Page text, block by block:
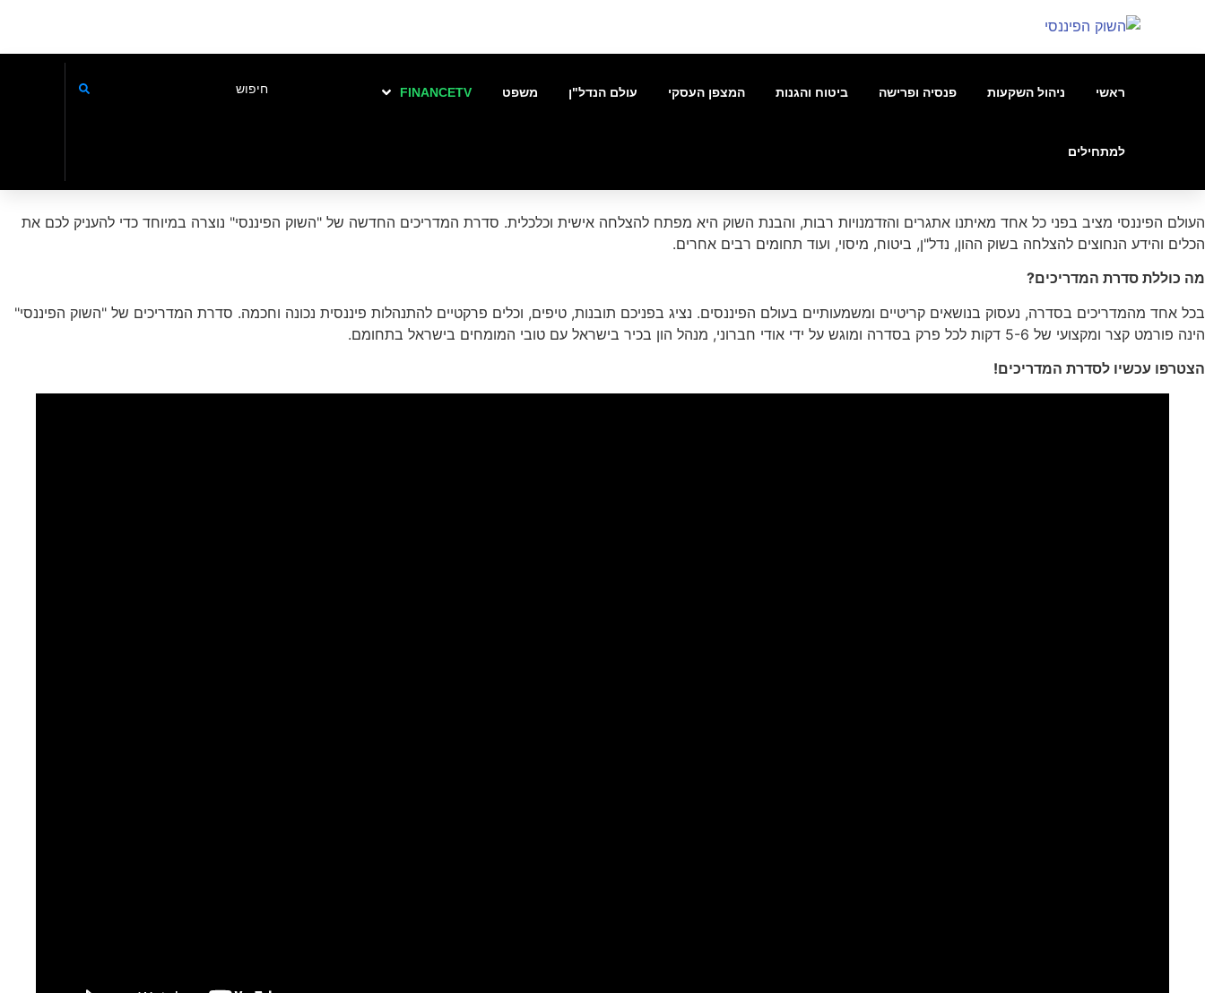
ראשי ניהול השקעות פנסיה ופרישה ביטוח והגנות המצפן העסקי עולם הנדל"ן משפט FINANCETV
למתחילים
העולם הפיננסי מציב בפני כל אחד מאיתנו אתגרים והזדמנויות רבות, והבנת השוק היא מפתח להצלחה אישית וכלכלית. סדרת המדריכים החדשה של "השוק הפיננסי" נוצרה במיוחד כדי להעניק לכם את
הכלים והידע הנחוצים להצלחה בשוק ההון, נדל"ן, ביטוח, מיסוי, ועוד תחומים רבים אחרים.
מה כוללת סדרת המדריכים?
בכל אחד מהמדריכים בסדרה, נעסוק בנושאים קריטיים ומשמעותיים בעולם הפיננסים. נציג בפניכם תובנות, טיפים, וכלים פרקטיים להתנהלות פיננסית נכונה וחכמה. סדרת המדריכים של "השוק הפיננסי"
הינה פורמט קצר ומקצועי של 5-6 דקות לכל פרק בסדרה ומוגש על ידי אודי חברוני, מנהל הון בכיר בישראל עם טובי המומחים בישראל בתחומם.
הצטרפו עכשיו לסדרת המדריכים!